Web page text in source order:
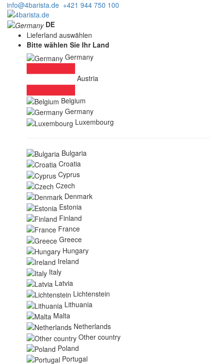
info@4barista.de +421 944 750 100
DE
Lieferland auswählen
Bitte wählen Sie Ihr Land
Germany
Austria
Belgium
Germany
Luxembourg
Bulgaria
Croatia
Cyprus
Czech
Denmark
Estonia
Finland
France
Greece
Hungary
Ireland
Italy
Latvia
Lichtenstein
Lithuania
Malta
Netherlands
Other country
Poland
Portugal